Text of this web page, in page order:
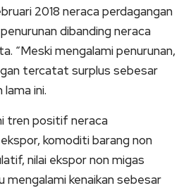
2018 neraca perdagangan
dibanding neraca
“Meski mengalami penurunan,
tercatat surplus sebesar
ini.
tren positif neraca
komoditi barang non
nilai ekspor non migas
mengalami kenaikan sebesar